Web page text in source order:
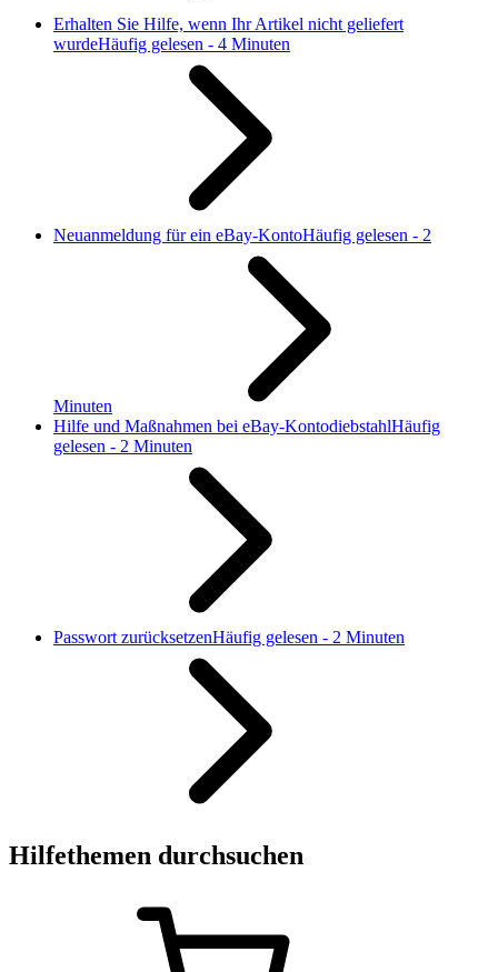
Erhalten Sie Hilfe, wenn Ihr Artikel nicht geliefert
wurdeHäufig gelesen - 4 Minuten
Neuanmeldung für ein eBay-KontoHäufig gelesen - 2
Minuten
Hilfe und Maßnahmen bei eBay-KontodiebstahlHäufig
gelesen - 2 Minuten
Passwort zurücksetzenHäufig gelesen - 2 Minuten
Hilfethemen durchsuchen